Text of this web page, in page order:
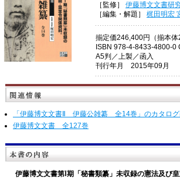
［監修］ 伊藤博文文書研
［編集・解題］ 梶田明宏
揃定価246,400円（揃本
ISBN 978-4-8433-4800-0
A5判／上製／函入
刊行年月 2015年09月
「伊藤博文文書Ⅱ 伊藤公雑纂 全14巻」のカタログ
伊藤博文文書 全127巻
伊藤博文文書第Ⅰ期「秘書類纂」未収録の憲法及び